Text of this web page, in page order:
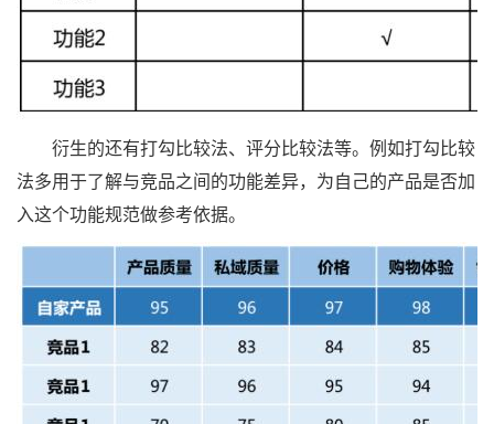
衍生的还有打勾比较法、评分比较法等。例如打勾比较
法多用于了解与竞品之间的功能差异，为自己的产品是否加
入这个功能规范做参考依据。